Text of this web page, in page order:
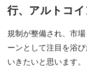
行、アルトコイ
規制が整備され、市
ーンとして注目を浴
いきたいと思います。